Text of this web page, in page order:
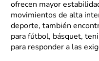
ofrecen mayor
movimientos de alta
deporte, también
para fútbol, básquet,
para responder a las